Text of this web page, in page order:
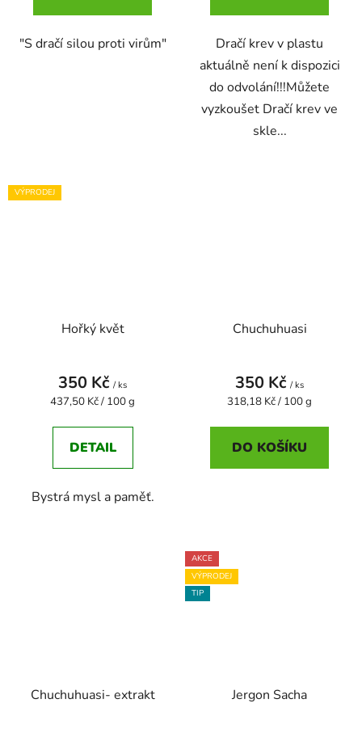
"S dračí silou proti virům"
Dračí krev v plastu
aktuálně není k dispozici
do odvolání!!!Můžete
vyzkoušet Dračí krev ve
skle...
VÝPRODEJ
Hořký květ
350 Kč / ks
Měrná
437,50 Kč / 100 g
DETAIL
Bystrá mysl a paměť.
Chuchuhuasi
350 Kč / ks
Měrná
318,18 Kč / 100 g
DO KOŠÍKU
Chuchuhuasi- extrakt
AKCE
VÝPRODEJ
TIP
Jergon Sacha